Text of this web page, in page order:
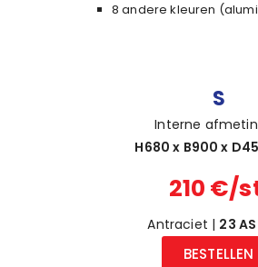
8 andere kleuren
S
Interne
H680 x B900 x
210 €/
Antraciet | 23
BESTELLEN